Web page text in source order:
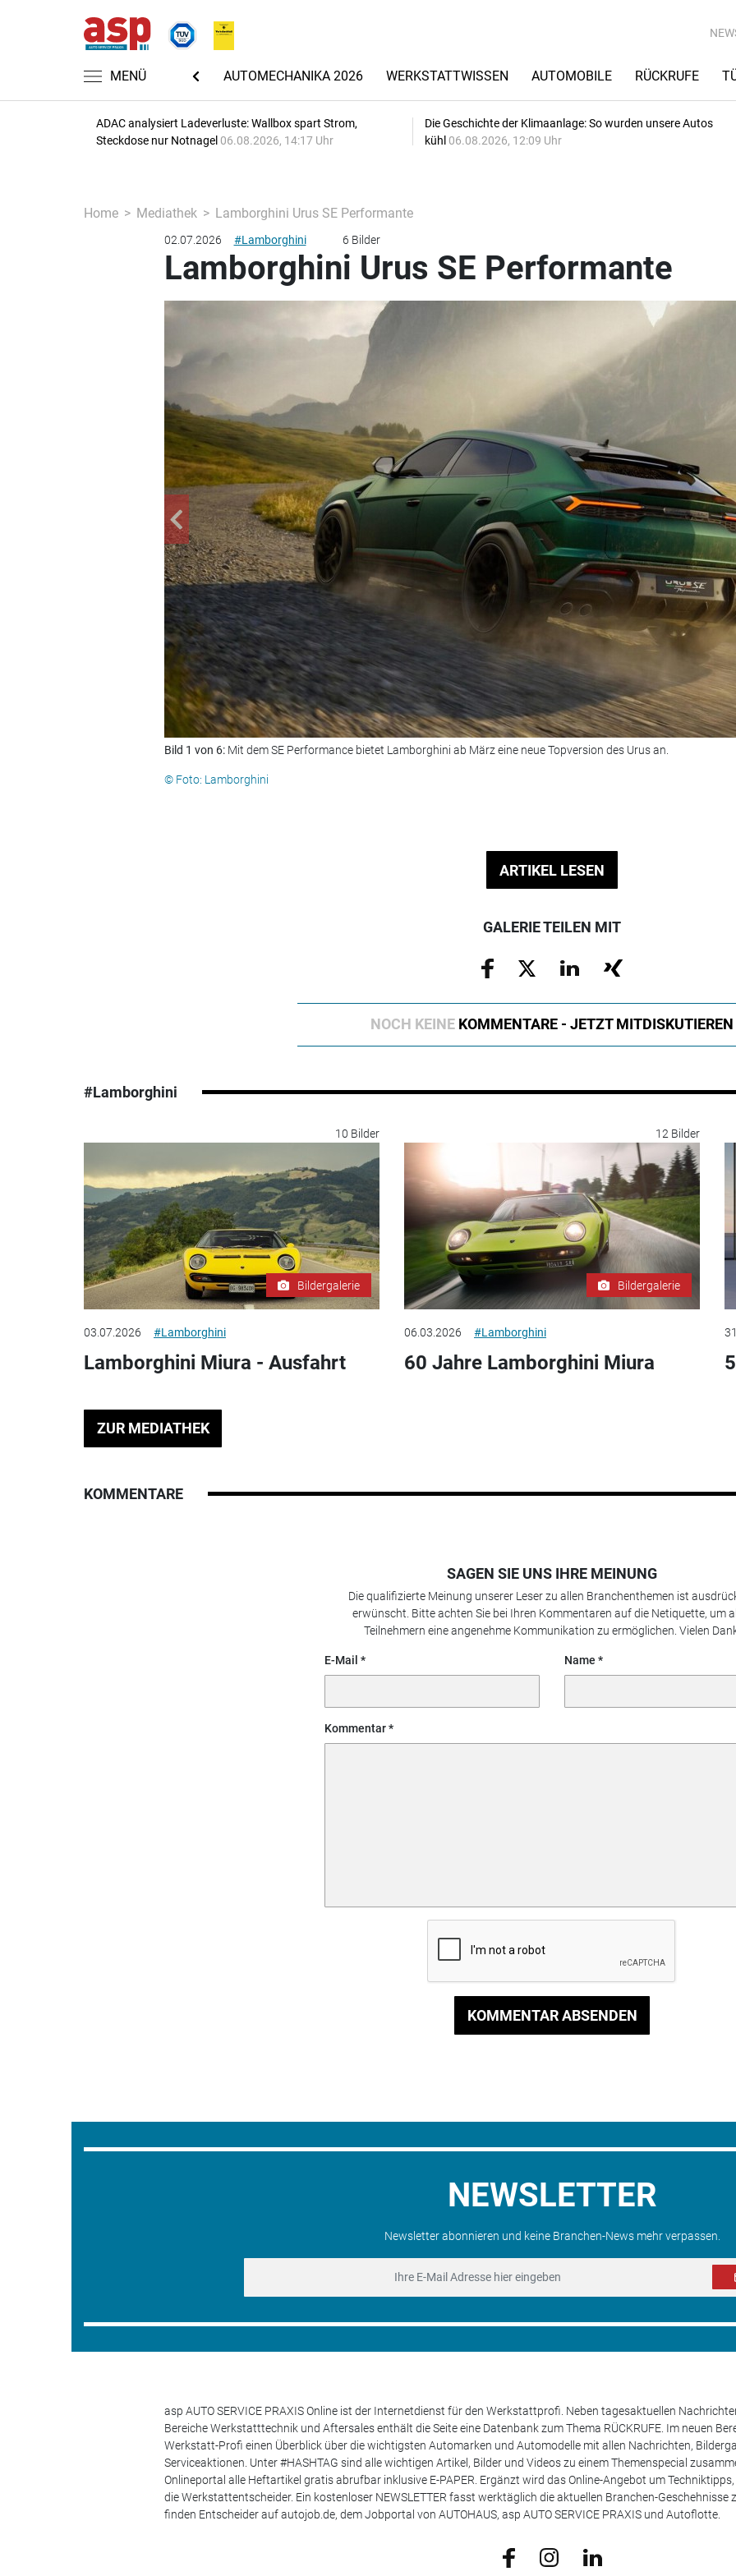
MENÜ
NACHRICHTEN AUTOMECHANIKA 2026 WERKSTATTWISSEN AUTOMOBILE RÜCKRUFE
ADAC analysiert Ladeverluste: Wallbox spart Strom,
Steckdose nur Notnagel 06.08.2026, 14:17 Uhr
Die Geschichte der Klimaanlage: So wurden unsere Autos
kühl 06.08.2026, 12:09 Uhr
Home Mediathek Lamborghini Urus SE Performante
02.07.2026 #Lamborghini 6 Bilder
Lamborghini Urus SE Performante
Bild 1 von 6: Mit dem SE Performance bietet Lamborghini ab März eine neue Topversion des Urus an.
© Foto: Lamborghini
ARTIKEL LESEN
GALERIE TEILEN MIT
NOCH KEINE KOMMENTARE - JETZT MITDISKUTIEREN
#Lamborghini
10 Bilder
Bildergalerie
03.07.2026 #Lamborghini
Lamborghini Miura - Ausfahrt
12 Bilder
Bildergalerie
06.03.2026 #Lamborghini
60 Jahre Lamborghini Miura
ZUR MEDIATHEK
KOMMENTARE
SAGEN SIE UNS IHRE MEINUNG
Die qualifizierte Meinung unserer Leser zu allen Branchenthemen ist
erwünscht. Bitte achten Sie bei Ihren Kommentaren auf die Netiquette, um
Teilnehmern eine angenehme Kommunikation zu ermöglichen. Vielen
E-Mail Name
Kommentar
KOMMENTAR ABSENDEN
NEWSLETTER
Newsletter abonnieren und keine Branchen-News mehr verpassen.
asp AUTO SERVICE PRAXIS Online ist der Internetdienst für den Werkstattprofi. Neben tagesaktuellen
Bereiche Werkstatttechnik und Aftersales enthält die Seite eine Datenbank zum Thema RÜCKRUFE. Im neuen
Werkstatt-Profi einen Überblick über die wichtigsten Automarken und Automodelle mit allen Nachrichten,
Serviceaktionen. Unter #HASHTAG sind alle wichtigen Artikel, Bilder und Videos zu einem Themenspecial
Onlineportal alle Heftartikel gratis abrufbar inklusive E-PAPER. Ergänzt wird das Online-Angebot um
die Werkstattentscheider. Ein kostenloser NEWSLETTER fasst werktäglich die aktuellen Branchen-Geschehnisse
finden Entscheider auf autojob.de, dem Jobportal von AUTOHAUS, asp AUTO SERVICE PRAXIS und Autoflotte.